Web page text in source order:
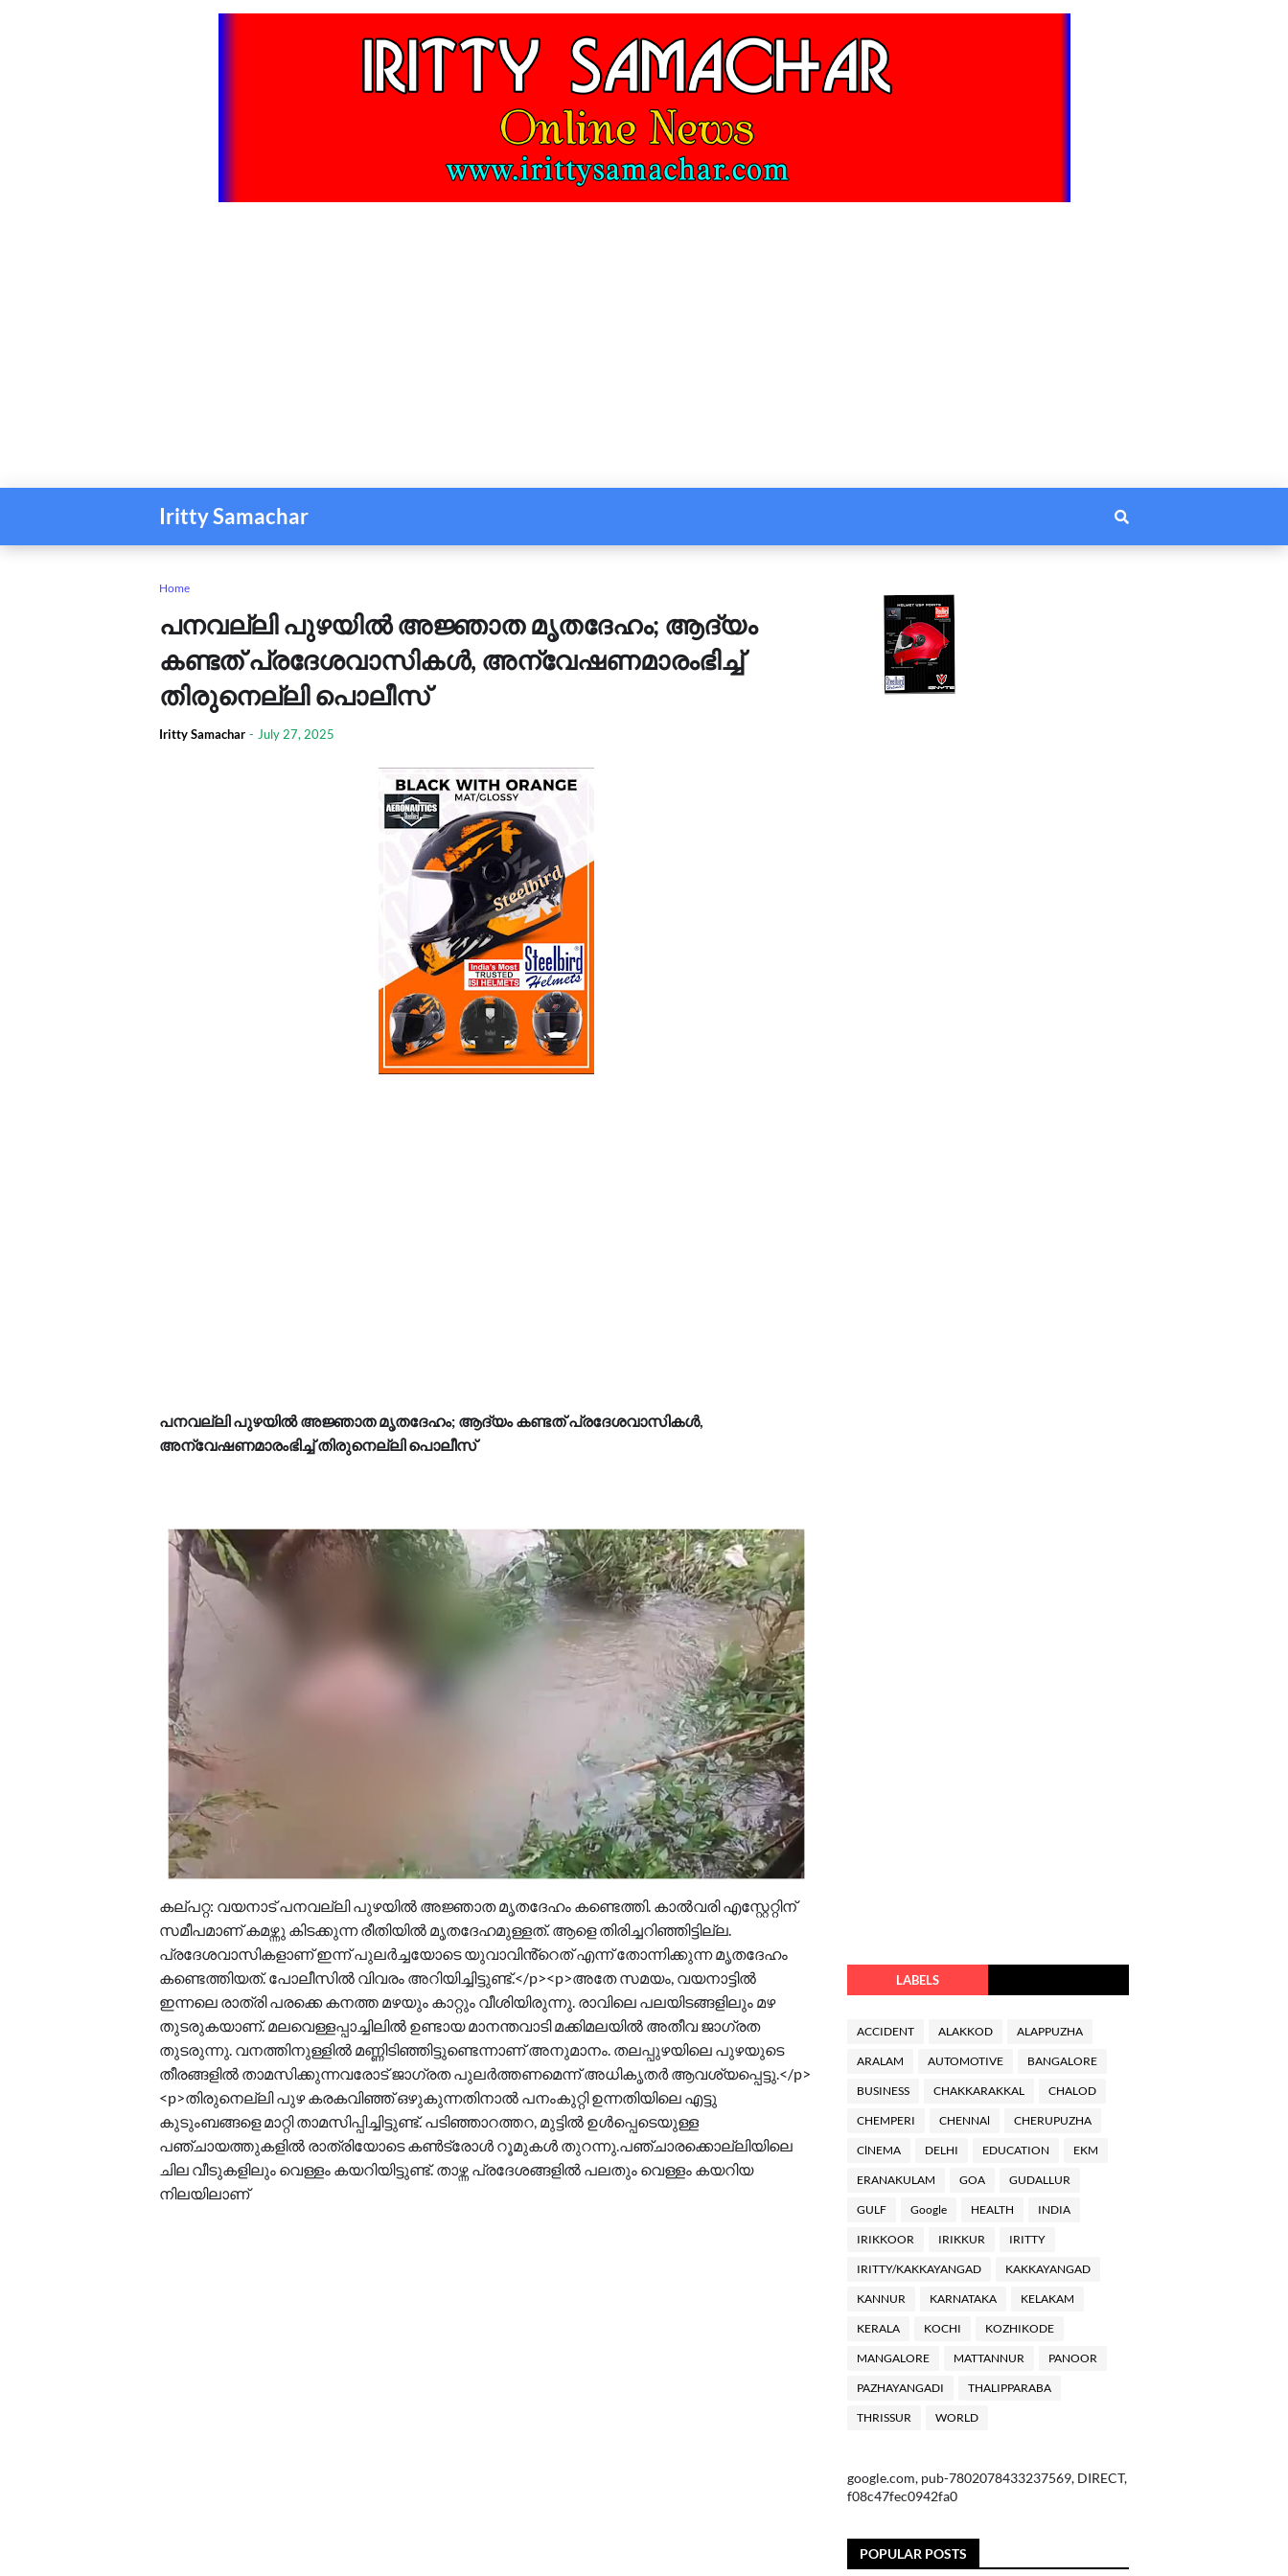
Iritty Samachar
Home
പനവല്ലി പുഴയിൽ അജ്ഞാത മൃതദേഹം; ആദ്യം
കണ്ടത് പ്രദേശവാസികൾ, അന്വേഷണമാരംഭിച്ച്
തിരുനെല്ലി പൊലീസ്
Iritty Samachar - July 27, 2025
പനവല്ലി പുഴയിൽ അജ്ഞാത മൃതദേഹം; ആദ്യം കണ്ടത് പ്രദേശവാസികൾ,
അന്വേഷണമാരംഭിച്ച് തിരുനെല്ലി പൊലീസ്
കല്പറ്റ: വയനാട് പനവല്ലി പുഴയിൽ അജ്ഞാത മൃതദേഹം കണ്ടെത്തി. കാൽവരി എസ്റ്റേറ്റിന്
സമീപമാണ് കമഴ്ന്നു കിടക്കുന്ന രീതിയിൽ മൃതദേഹമുള്ളത്. ആളെ തിരിച്ചറിഞ്ഞിട്ടില്ല.
പ്രദേശവാസികളാണ് ഇന്ന് പുലർച്ചയോടെ യുവാവിൻ്റെത് എന്ന് തോന്നിക്കുന്ന മൃതദേഹം
കണ്ടെത്തിയത്. പോലീസിൽ വിവരം അറിയിച്ചിട്ടുണ്ട്.</p><p>അതേ സമയം, വയനാട്ടിൽ
ഇന്നലെ രാത്രി പരക്കെ കനത്ത മഴയും കാറ്റും വീശിയിരുന്നു. രാവിലെ പലയിടങ്ങളിലും മഴ
തുടരുകയാണ്. മലവെള്ളപ്പാച്ചിലിൽ ഉണ്ടായ മാനന്തവാടി മക്കിമലയിൽ അതീവ ജാഗ്രത
തുടരുന്നു. വനത്തിനുള്ളിൽ മണ്ണിടിഞ്ഞിട്ടുണ്ടെന്നാണ് അനുമാനം. തലപ്പുഴയിലെ പുഴയുടെ
തീരങ്ങളിൽ താമസിക്കുന്നവരോട് ജാഗ്രത പുലർത്തണമെന്ന് അധികൃതർ ആവശ്യപ്പെട്ടു.</p>
<p>തിരുനെല്ലി പുഴ കരകവിഞ്ഞ് ഒഴുകുന്നതിനാൽ പനംകുറ്റി ഉന്നതിയിലെ എട്ടു
കുടുംബങ്ങളെ മാറ്റി താമസിപ്പിച്ചിട്ടുണ്ട്. പടിഞ്ഞാറത്തറ, മുട്ടിൽ ഉൾപ്പെടെയുള്ള
പഞ്ചായത്തുകളിൽ രാത്രിയോടെ കൺട്രോൾ റൂമുകൾ തുറന്നു.പഞ്ചാരക്കൊല്ലിയിലെ
ചില വീടുകളിലും വെള്ളം കയറിയിട്ടുണ്ട്. താഴ്ന്ന പ്രദേശങ്ങളിൽ പലതും വെള്ളം കയറിയ
നിലയിലാണ്
LABELS
ACCIDENT ALAKKOD ALAPPUZHA
ARALAM AUTOMOTIVE BANGALORE
BUSINESS CHAKKARAKKAL CHALOD
CHEMPERI CHENNAl CHERUPUZHA
ClNEMA DELHI EDUCATION EKM
ERANAKULAM GOA GUDALLUR
GULF Google HEALTH INDIA
IRIKKOOR IRIKKUR IRITTY
IRITTY/KAKKAYANGAD KAKKAYANGAD
KANNUR KARNATAKA KELAKAM
KERALA KOCHI KOZHIKODE
MANGALORE MATTANNUR PANOOR
PAZHAYANGADI THALIPPARABA
THRISSUR WORLD
google.com, pub-7802078433237569, DIRECT,
f08c47fec0942fa0
POPULAR POSTS